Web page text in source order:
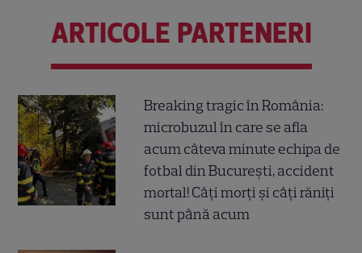
ARTICOLE PARTENERI
Breaking tragic în România:
microbuzul în care se afla
acum câteva minute echipa de
fotbal din București, accident
mortal! Câți morți și câți răniți
sunt până acum